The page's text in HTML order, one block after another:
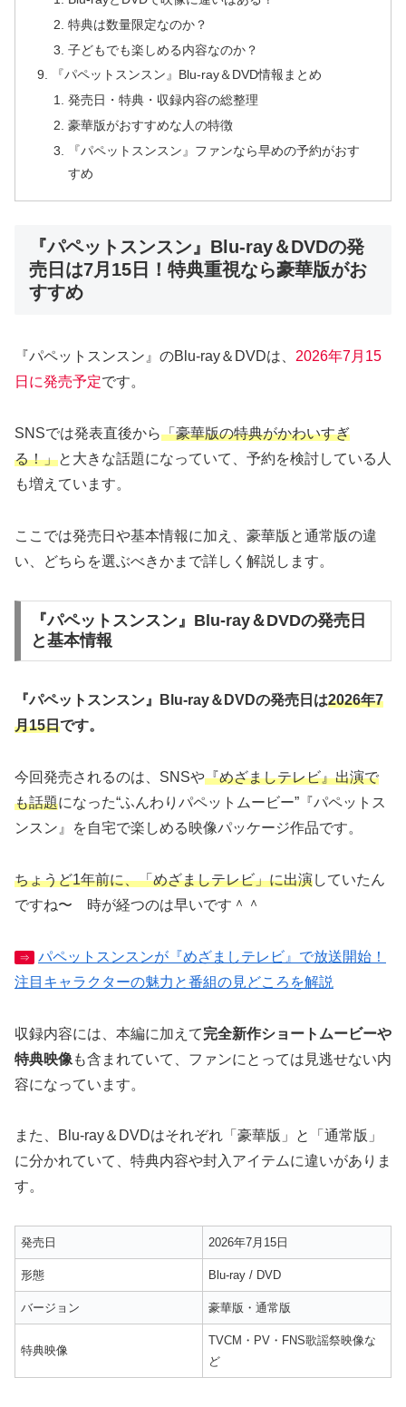
特典は数量限定なのか？
子どもでも楽しめる内容なのか？
『パペットスンスン』Blu-ray＆DVD情報まとめ
発売日・特典・収録内容の総整理
豪華版がおすすめな人の特徴
『パペットスンスン』ファンなら早めの予約がおす
すめ
『パペットスンスン』Blu-ray＆DVDの発
売日は7月15日！特典重視なら豪華版がお
すすめ
『パペットスンスン』のBlu-ray＆DVDは、 2026年7月15
日に発売予定です。
SNSでは発表直後から「豪華版の特典がかわいすぎ
る！」と大きな話題になっていて、予約を検討している人
も増えています。
ここでは発売日や基本情報に加え、豪華版と通常版の違
い、どちらを選ぶべきかまで詳しく解説します。
『パペットスンスン』Blu-ray＆DVDの発売日
と基本情報
『パペットスンスン』Blu-ray＆DVDの発売日は2026年7
月15日です。
今回発売されるのは、SNSや『めざましテレビ』出演で
も話題になった“ふんわりパペットムービー”『パペットス
ンスン』を自宅で楽しめる映像パッケージ作品です。
ちょうど1年前に、「めざましテレビ」に出演していたん
ですね〜 時が経つのは早いです＾＾
⇒
パペットスンスンが『めざましテレビ』で放送開始！
注目キャラクターの魅力と番組の見どころを解説
収録内容には、本編に加えて完全新作ショートムービーや
特典映像 も含まれていて、ファンにとっては見逃せない内
容になっています。
また、Blu-ray＆DVDはそれぞれ「豪華版」と「通常版」
に分かれていて、特典内容や封入アイテムに違いがありま
す。
発売日 2026年7月15日
形態 Blu-ray / DVD
バージョン 豪華版・通常版
特典映像
TVCM・PV・FNS歌謡祭映像な
ど